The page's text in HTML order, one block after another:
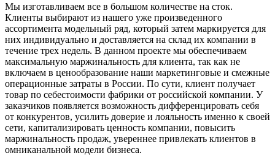
Мы изготавливаем все в большом количестве на сток.
Клиенты выбирают из нашего уже произведенного
ассортимента модельный ряд, который затем маркируется для
них индивидуально и доставляется на склад их компании в
течение трех недель. В данном проекте мы обеспечиваем
максимальную маржинальность для клиента, так как не
включаем в ценообразование наши маркетинговые и смежные
операционные затраты в России. По сути, клиент получает
товар по себестоимости фабрики от российской компании. У
заказчиков появляется возможность дифференцировать себя
от конкурентов, усилить доверие и лояльность именно к своей
сети, капитализировать ценность компании, повысить
маржинальность продаж, увереннее привлекать клиентов в
омниканальной модели бизнеса.